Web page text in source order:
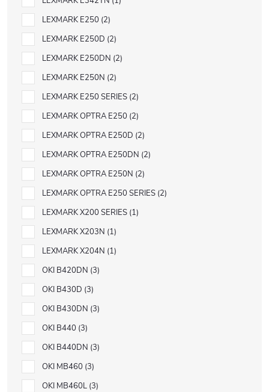
LEXMARK E250 2
LEXMARK E250D 2
LEXMARK E250DN 2
LEXMARK E250N 2
LEXMARK E250 SERIES 2
LEXMARK OPTRA E250 2
LEXMARK OPTRA E250D 2
LEXMARK OPTRA E250DN 2
LEXMARK OPTRA E250N 2
LEXMARK OPTRA E250 SERIES 2
LEXMARK X200 SERIES 1
LEXMARK X203N 1
LEXMARK X204N 1
OKI B420DN 3
OKI B430D 3
OKI B430DN 3
OKI B440 3
OKI B440DN 3
OKI MB460 3
OKI MB460L 3